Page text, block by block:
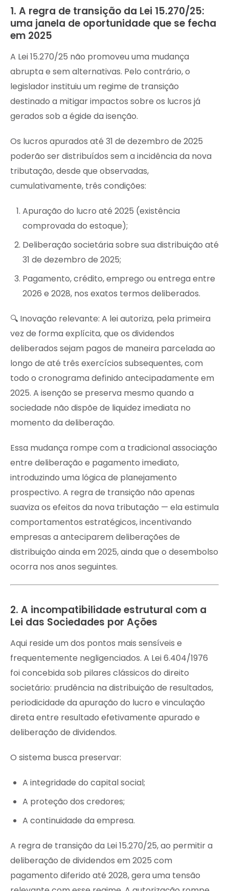
1. A regra de transição da Lei 15.270/25:
uma janela de oportunidade que se fecha
em 2025
A Lei 15.270/25 não promoveu uma mudança
abrupta e sem alternativas. Pelo contrário, o
legislador instituiu um regime de transição
destinado a mitigar impactos sobre os lucros já
gerados sob a égide da isenção.
Os lucros apurados até 31 de dezembro de 2025
poderão ser distribuídos sem a incidência da nova
tributação, desde que observadas,
cumulativamente, três condições:
Apuração do lucro até 2025 (existência
comprovada do estoque);
Deliberação societária sobre sua distribuição até
31 de dezembro de 2025;
Pagamento, crédito, emprego ou entrega entre
2026 e 2028, nos exatos termos deliberados.
🔍 Inovação relevante: A lei autoriza, pela primeira
vez de forma explícita, que os dividendos
deliberados sejam pagos de maneira parcelada ao
longo de até três exercícios subsequentes, com
todo o cronograma definido antecipadamente em
2025. A isenção se preserva mesmo quando a
sociedade não dispõe de liquidez imediata no
momento da deliberação.
Essa mudança rompe com a tradicional associação
entre deliberação e pagamento imediato,
introduzindo uma lógica de planejamento
prospectivo. A regra de transição não apenas
suaviza os efeitos da nova tributação — ela estimula
comportamentos estratégicos, incentivando
empresas a anteciparem deliberações de
distribuição ainda em 2025, ainda que o desembolso
ocorra nos anos seguintes.
2. A incompatibilidade estrutural com a
Lei das Sociedades por Ações
Aqui reside um dos pontos mais sensíveis e
frequentemente negligenciados. A Lei 6.404/1976
foi concebida sob pilares clássicos do direito
societário: prudência na distribuição de resultados,
periodicidade da apuração do lucro e vinculação
direta entre resultado efetivamente apurado e
deliberação de dividendos.
O sistema busca preservar:
A integridade do capital social;
A proteção dos credores;
A continuidade da empresa.
A regra de transição da Lei 15.270/25, ao permitir a
deliberação de dividendos em 2025 com
pagamento diferido até 2028, gera uma tensão